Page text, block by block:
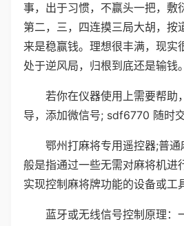
事，出于习惯，不赢头一把，敷
第二，三，四连摸三局大胡，按
来是稳赢钱。理想很丰满，现实
处于逆风局，归根到底还是输钱。
若你在仪器使用上需要帮助
导，添加微信号; sdf6770 随时交
鄂州打麻将专用遥控器;普
般是指通过一些无需对麻将机进
实现控制麻将牌功能的设备或工
蓝牙或无线信号控制原理：